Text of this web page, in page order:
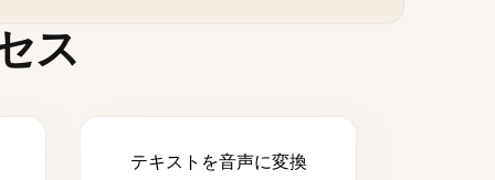
ス
テキストを音声に変換